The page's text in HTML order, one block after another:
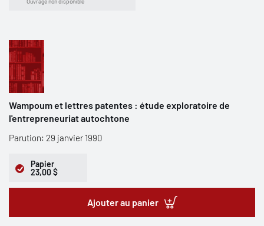
Wampoum et lettres patentes : étude exploratoire de
l'entrepreneuriat autochtone
Parution: 29 janvier 1990
Papier
23,00 $
Ajouter au panier